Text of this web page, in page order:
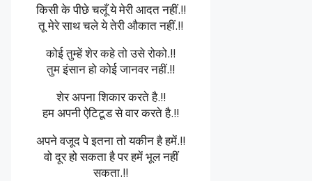
किसी के पीछे चलूँ ये मेरी आदत नहीं.!!
तू मेरे साथ चले ये तेरी औकात नहीं.!!
कोई तुम्हें शेर कहे तो उसे रोको.!!
तुम इंसान हो कोई जानवर नहीं.!!
शेर अपना शिकार करते है.!!
हम अपनी ऐटिटूड से वार करते है.!!
अपने वजूद पे इतना तो यकीन है हमें.!!
वो दूर हो सकता है पर हमें भूल नहीं
सकता.!!